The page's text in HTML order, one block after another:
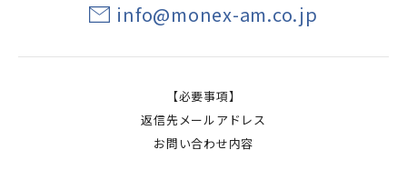
info@monex-am.co.jp
【必要事項】
返信先メールアドレス
お問い合わせ内容